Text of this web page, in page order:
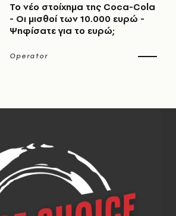
Το νέο στοίχημα της Coca-Cola
- Οι μισθοί των 10.000 ευρώ -
Ψηφίσατε για το ευρώ;
Operator